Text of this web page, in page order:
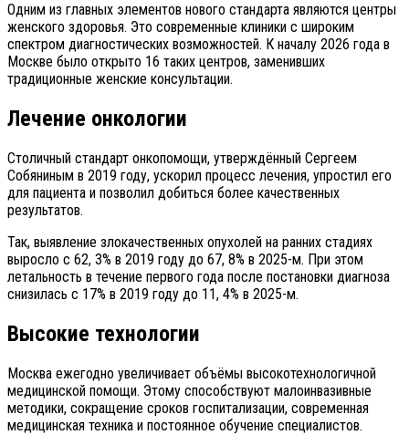
Одним из главных элементов нового стандарта являются центры
женского здоровья. Это современные клиники с широким
спектром диагностических возможностей. К началу 2026 года в
Москве было открыто 16 таких центров, заменивших
традиционные женские консультации.
Лечение онкологии
Столичный стандарт онкопомощи, утверждённый Сергеем
Собяниным в 2019 году, ускорил процесс лечения, упростил его
для пациента и позволил добиться более качественных
результатов.
Так, выявление злокачественных опухолей на ранних стадиях
выросло с 62, 3% в 2019 году до 67, 8% в 2025-м. При этом
летальность в течение первого года после постановки диагноза
снизилась с 17% в 2019 году до 11, 4% в 2025-м.
Высокие технологии
Москва ежегодно увеличивает объёмы высокотехнологичной
медицинской помощи. Этому способствуют малоинвазивные
методики, сокращение сроков госпитализации, современная
медицинская техника и постоянное обучение специалистов.